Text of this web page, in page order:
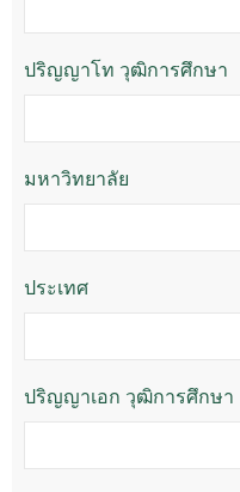
ปริญญาโท วุฒิการศึกษา
มหาวิทยาลัย
ประเทศ
ปริญญาเอก วุฒิการศึกษา